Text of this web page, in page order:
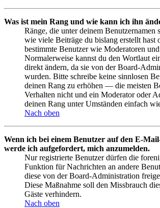
Was ist mein Rang und wie kann ich ihn
Ränge, die unter deinem Benutzernamen
wie viele Beiträge du bislang erstellt hast
bestimmte Benutzer wie Moderatoren
Normalerweise kannst du den Wortlaut
direkt ändern, da sie von der Board-
wurden. Bitte schreibe keine sinnlosen
deinen Rang zu erhöhen — die meisten
Verhalten nicht und ein Moderator oder
deinen Rang unter Umständen einfach
Nach oben
Wenn ich bei einem Benutzer auf den E-
werde ich aufgefordert, mich anzumelden.
Nur registrierte Benutzer dürfen die
Funktion für Nachrichten an andere
diese von der Board-Administration
Diese Maßnahme soll den Missbrauch
Gäste verhindern.
Nach oben